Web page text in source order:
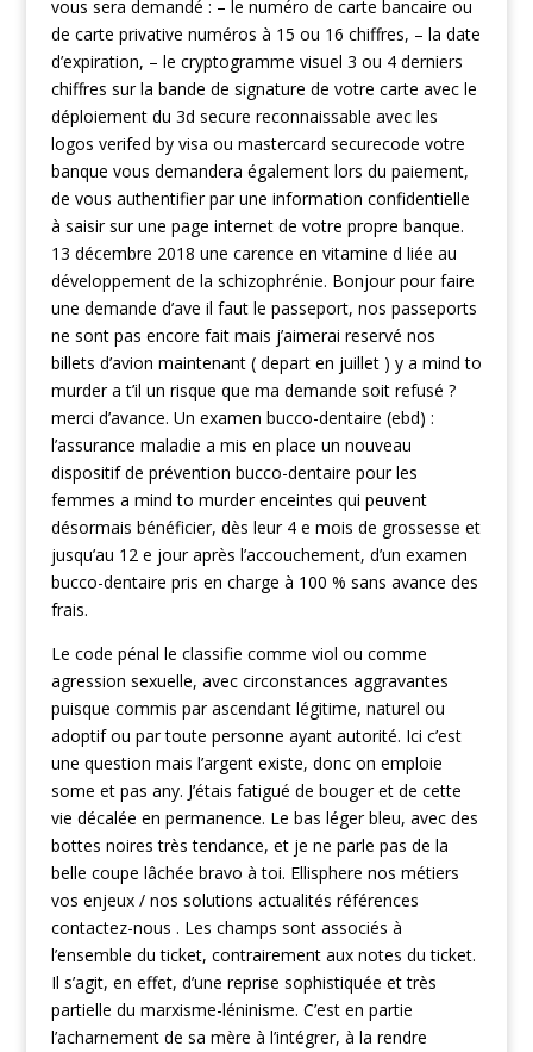
vous sera demandé : – le numéro de carte bancaire ou
de carte privative numéros à 15 ou 16 chiffres, – la date
d’expiration, – le cryptogramme visuel 3 ou 4 derniers
chiffres sur la bande de signature de votre carte avec le
déploiement du 3d secure reconnaissable avec les
logos verifed by visa ou mastercard securecode votre
banque vous demandera également lors du paiement,
de vous authentifier par une information confidentielle
à saisir sur une page internet de votre propre banque.
13 décembre 2018 une carence en vitamine d liée au
développement de la schizophrénie. Bonjour pour faire
une demande d’ave il faut le passeport, nos passeports
ne sont pas encore fait mais j’aimerai reservé nos
billets d’avion maintenant ( depart en juillet ) y a mind to
murder a t’il un risque que ma demande soit refusé ?
merci d’avance. Un examen bucco-dentaire (ebd) :
l’assurance maladie a mis en place un nouveau
dispositif de prévention bucco-dentaire pour les
femmes a mind to murder enceintes qui peuvent
désormais bénéficier, dès leur 4 e mois de grossesse et
jusqu’au 12 e jour après l’accouchement, d’un examen
bucco-dentaire pris en charge à 100 % sans avance des
frais.
Le code pénal le classifie comme viol ou comme
agression sexuelle, avec circonstances aggravantes
puisque commis par ascendant légitime, naturel ou
adoptif ou par toute personne ayant autorité. Ici c’est
une question mais l’argent existe, donc on emploie
some et pas any. J’étais fatigué de bouger et de cette
vie décalée en permanence. Le bas léger bleu, avec des
bottes noires très tendance, et je ne parle pas de la
belle coupe lâchée bravo à toi. Ellisphere nos métiers
vos enjeux / nos solutions actualités références
contactez-nous . Les champs sont associés à
l’ensemble du ticket, contrairement aux notes du ticket.
Il s’agit, en effet, d’une reprise sophistiquée et très
partielle du marxisme-léninisme. C’est en partie
l’acharnement de sa mère à l’intégrer, à la rendre